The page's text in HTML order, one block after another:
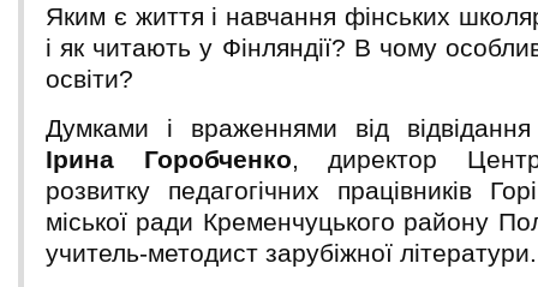
Яким є життя і навчання фінських
і як читають у Фінляндії? В чому
освіти?
Думками і враженнями від відвідання
Ірина Горобченко, директор
розвитку педагогічних працівників
міської ради Кременчуцького району
учитель-методист зарубіжної літератури.